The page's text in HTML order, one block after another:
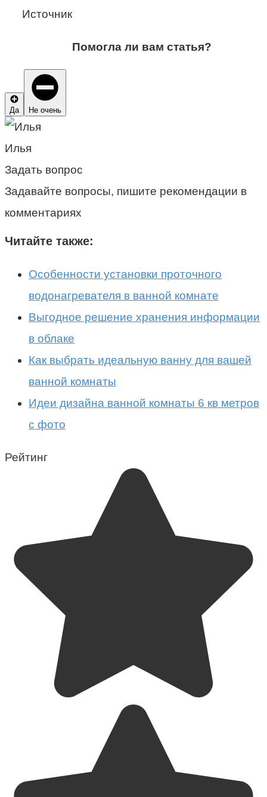
Источник
Помогла ли вам статья?
Да Не очень
Илья
Задать вопрос
Задавайте вопросы, пишите рекомендации в
комментариях
Читайте также:
Особенности установки проточного
водонагревателя в ванной комнате
Выгодное решение хранения информации
в облаке
Как выбрать идеальную ванну для вашей
ванной комнаты
Идеи дизайна ванной комнаты 6 кв метров
с фото
Рейтинг